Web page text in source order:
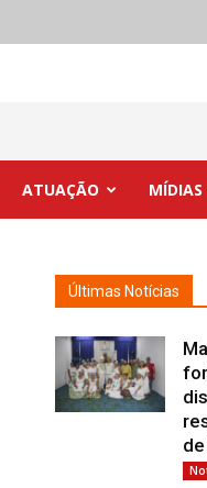
ATUAÇÃO MÍDIAS
Últimas Notícias